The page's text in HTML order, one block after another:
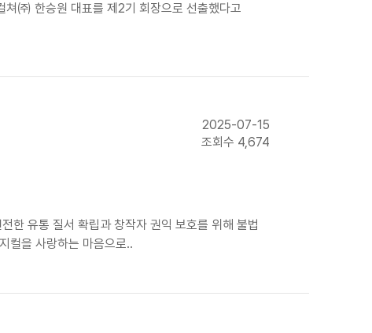
쳐㈜ 한승원 대표를 제2기 회장으로 선출했다고
2025-07-15
조회수 4,674
한 유통 질서 확립과 창작자 권익 보호를 위해 불법
컬을 사랑하는 마음으로..